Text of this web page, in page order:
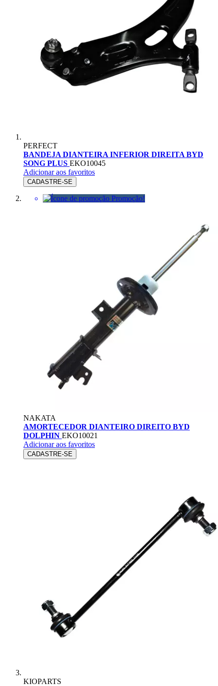
PERFECT
BANDEJA DIANTEIRA INFERIOR DIREITA BYD
SONG PLUS EKO10045
Adicionar aos favoritos
CADASTRE-SE
Promoção!
NAKATA
AMORTECEDOR DIANTEIRO DIREITO BYD
DOLPHIN EKO10021
Adicionar aos favoritos
CADASTRE-SE
KIOPARTS